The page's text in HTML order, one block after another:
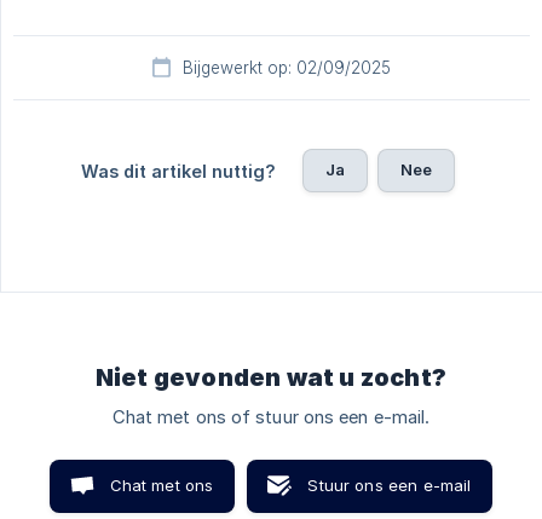
Bijgewerkt op: 02/09/2025
Was dit artikel nuttig? Ja Nee
Niet gevonden wat u zocht?
Chat met ons of stuur ons een e-mail.
Chat met ons Stuur ons een e-mail